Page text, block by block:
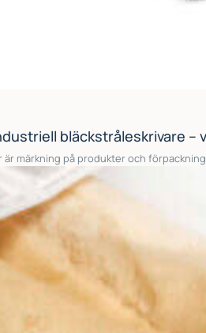
bläckstråleskrivare –
är märkning på produkter och